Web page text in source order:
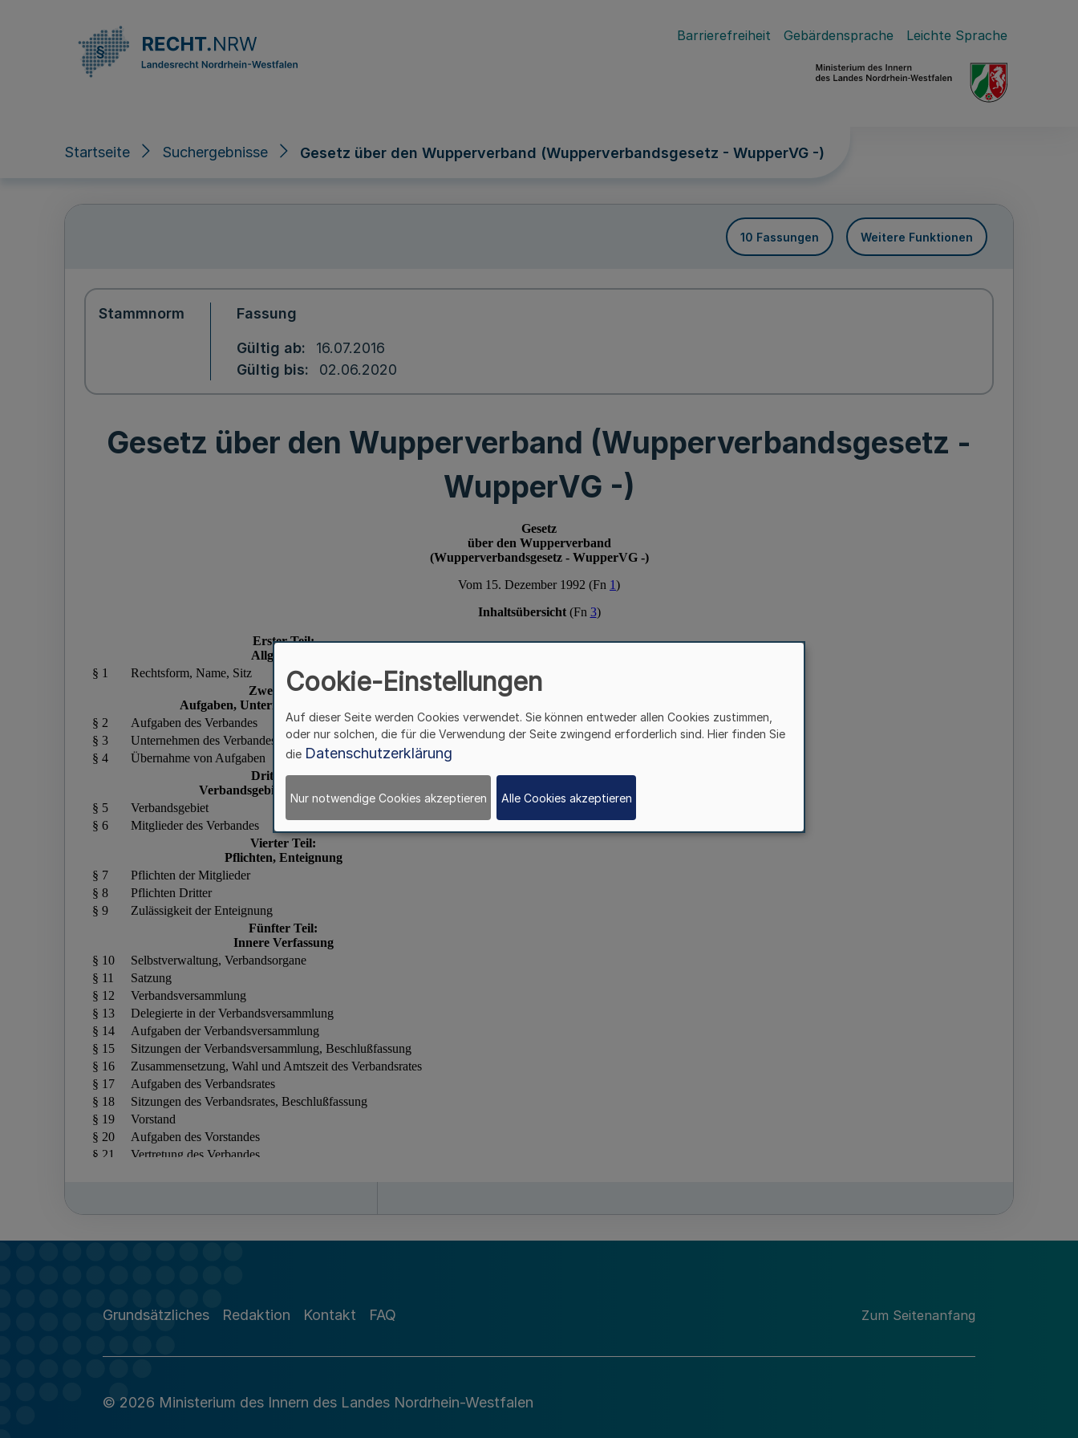
Barrierefreiheit Gebärdensprache Leichte Sprache
Startseite Suchergebnisse Gesetz über den Wupperverband (Wupperverbandsgesetz - WupperVG -)
10 Fassungen Weitere Funktionen
Stammnorm Fassung
Gültig ab
16.07.2016
Gültig bis
02.06.2020
Gesetz über den Wupperverband (Wupperverbandsgesetz -
WupperVG -)
Grundsätzliches Redaktion Kontakt FAQ Zum Seitenanfang
© 2026 Ministerium des Innern des Landes Nordrhein-Westfalen
Cookie-Einstellungen
Auf dieser Seite werden Cookies verwendet. Sie können entweder allen Cookies zustimmen,
oder nur solchen, die für die Verwendung der Seite zwingend erforderlich sind. Hier finden Sie
die Datenschutzerklärung
Nur notwendige Cookies akzeptieren Alle Cookies akzeptieren